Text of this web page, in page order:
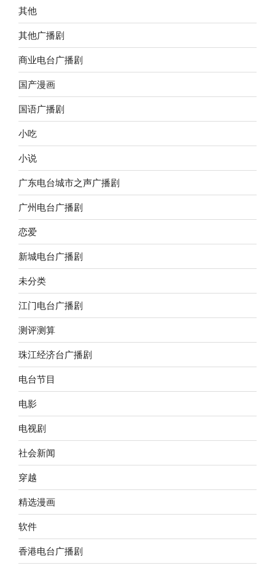
其他
其他广播剧
商业电台广播剧
国产漫画
国语广播剧
小吃
小说
广东电台城市之声广播剧
广州电台广播剧
恋爱
新城电台广播剧
未分类
江门电台广播剧
测评测算
珠江经济台广播剧
电台节目
电影
电视剧
社会新闻
穿越
精选漫画
软件
香港电台广播剧